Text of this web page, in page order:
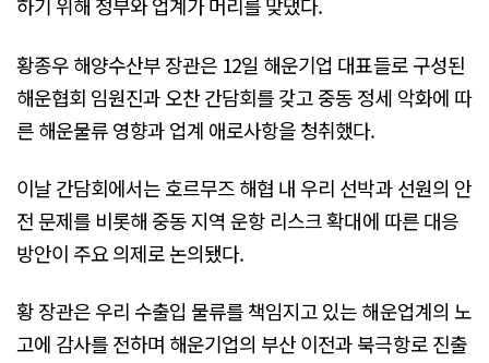
하기 위해 정부와 업계가 머리를 맞댔다.
황종우 해양수산부 장관은 12일 해운기업 대표들로 구성된
해운협회 임원진과 오찬 간담회를 갖고 중동 정세 악화에 따
른 해운물류 영향과 업계 애로사항을 청취했다.
이날 간담회에서는 호르무즈 해협 내 우리 선박과 선원의 안
전 문제를 비롯해 중동 지역 운항 리스크 확대에 따른 대응
방안이 주요 의제로 논의됐다.
황 장관은 우리 수출입 물류를 책임지고 있는 해운업계의 노
고에 감사를 전하며 해운기업의 부산 이전과 북극항로 진출